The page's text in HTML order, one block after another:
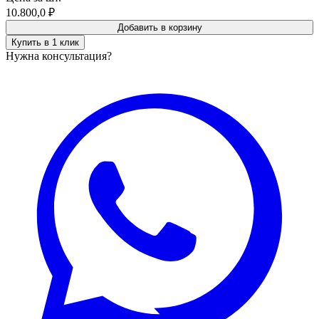
10.800,0 ₽
Добавить в корзину
Купить в 1 клик
Нужна консультация?